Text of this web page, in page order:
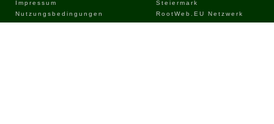
Impressum
Nutzungsbedingungen
Steiermark
RootWeb.EU Netzwerk